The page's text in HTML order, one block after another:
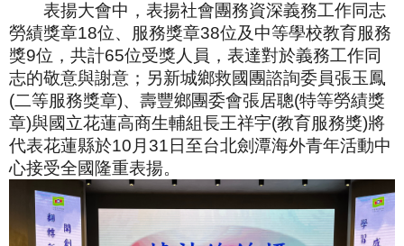
表揚大會中，表揚社會團務資深義務工作同志
勞績獎章18位、服務獎章38位及中等學校教育服務
獎9位，共計65位受獎人員，表達對於義務工作同
志的敬意與謝意；另新城鄉救國團諮詢委員張玉鳳
(二等服務獎章)、壽豐鄉團委會張居聰(特等勞績獎
章)與國立花蓮高商生輔組長王祥宇(教育服務獎)將
代表花蓮縣於10月31日至台北劍潭海外青年活動中
心接受全國隆重表揚。